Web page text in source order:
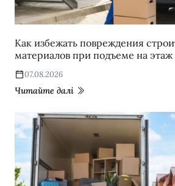
Как избежать повреждения
материалов при подъеме на этаж
07.08.2026
Читайте далі